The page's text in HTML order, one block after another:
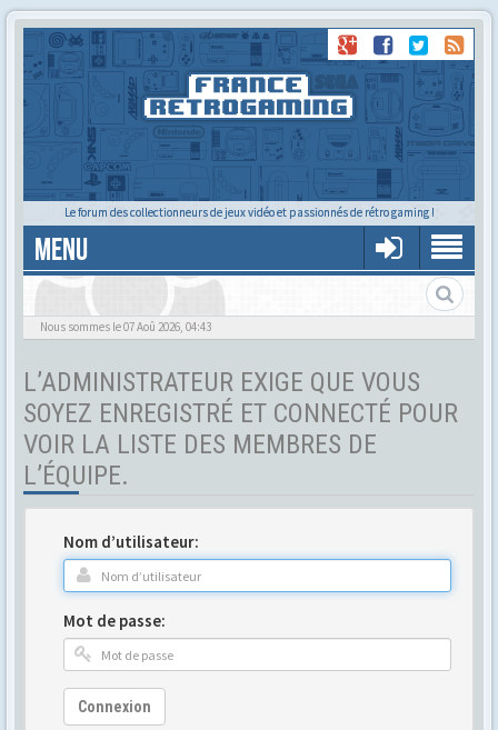
Le forum des collectionneurs de jeux vidéo et passionnés de rétro gaming !
MENU
Tu cherches quelqu'un ?
Nous sommes le 07 Aoû 2026, 04:43
L’ADMINISTRATEUR EXIGE QUE VOUS
SOYEZ ENREGISTRÉ ET CONNECTÉ POUR
VOIR LA LISTE DES MEMBRES DE
L’ÉQUIPE.
Nom d’utilisateur:
Mot de passe:
Connexion